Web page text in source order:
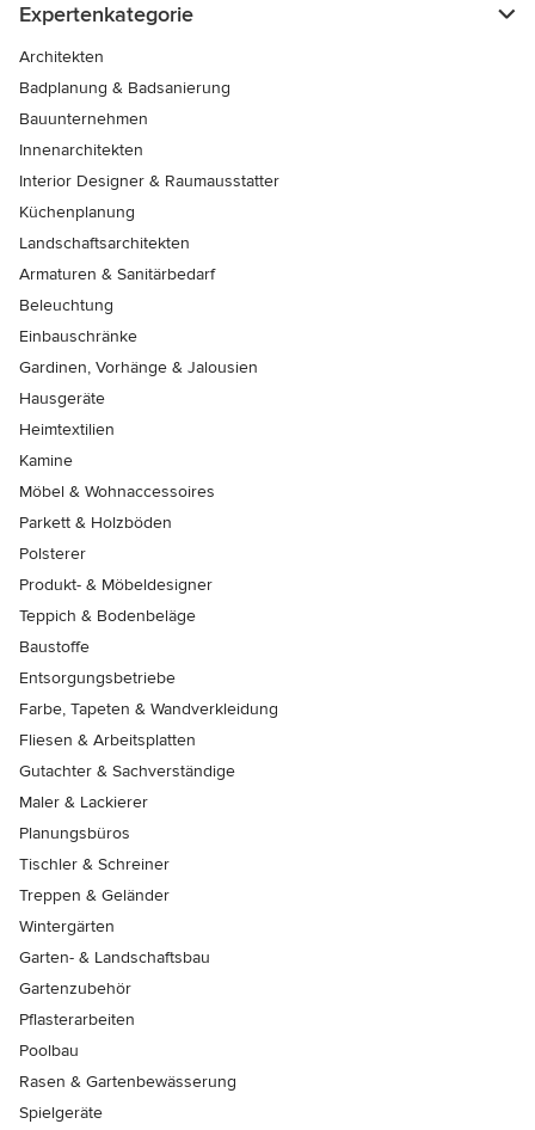
Expertenkategorie
Architekten
Badplanung & Badsanierung
Bauunternehmen
Innenarchitekten
Interior Designer & Raumausstatter
Küchenplanung
Landschaftsarchitekten
Armaturen & Sanitärbedarf
Beleuchtung
Einbauschränke
Gardinen, Vorhänge & Jalousien
Hausgeräte
Heimtextilien
Kamine
Möbel & Wohnaccessoires
Parkett & Holzböden
Polsterer
Produkt- & Möbeldesigner
Teppich & Bodenbeläge
Baustoffe
Entsorgungsbetriebe
Farbe, Tapeten & Wandverkleidung
Fliesen & Arbeitsplatten
Gutachter & Sachverständige
Maler & Lackierer
Planungsbüros
Tischler & Schreiner
Treppen & Geländer
Wintergärten
Garten- & Landschaftsbau
Gartenzubehör
Pflasterarbeiten
Poolbau
Rasen & Gartenbewässerung
Spielgeräte